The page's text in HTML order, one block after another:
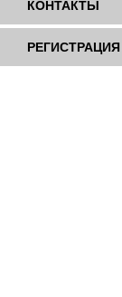
КОНТАКТЫ
РЕГИСТРАЦИЯ